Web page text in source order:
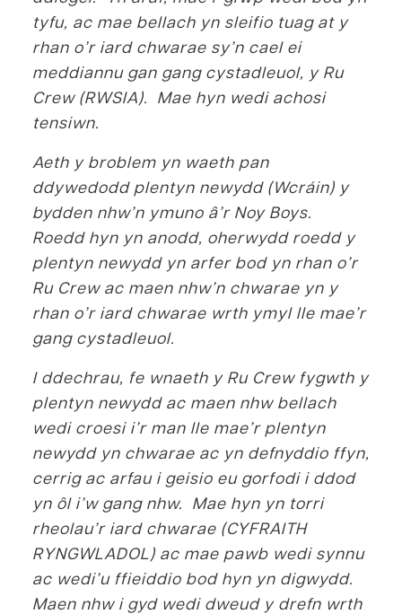
tyfu, ac mae bellach yn sleifio tuag at y
rhan o’r iard chwarae sy’n cael ei
meddiannu gan gang cystadleuol, y Ru
Crew (RWSIA). Mae hyn wedi achosi
tensiwn.
Aeth y broblem yn waeth pan
ddywedodd plentyn newydd (Wcráin) y
bydden nhw’n ymuno â’r Noy Boys.
Roedd hyn yn anodd, oherwydd roedd y
plentyn newydd yn arfer bod yn rhan o’r
Ru Crew ac maen nhw’n chwarae yn y
rhan o’r iard chwarae wrth ymyl lle mae’r
gang cystadleuol.
I ddechrau, fe wnaeth y Ru Crew fygwth y
plentyn newydd ac maen nhw bellach
wedi croesi i’r man lle mae’r plentyn
newydd yn chwarae ac yn defnyddio ffyn,
cerrig ac arfau i geisio eu gorfodi i ddod
yn ôl i’w gang nhw. Mae hyn yn torri
rheolau’r iard chwarae (CYFRAITH
RYNGWLADOL) ac mae pawb wedi synnu
ac wedi’u ffieiddio bod hyn yn digwydd.
Maen nhw i gyd wedi dweud y drefn wrth